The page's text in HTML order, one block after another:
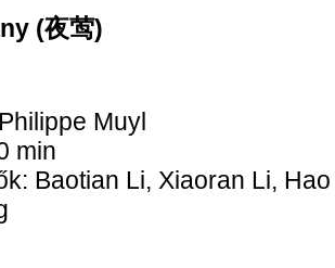
(夜莺)
Muyl
min
Baotian Li, Xiaoran Li,